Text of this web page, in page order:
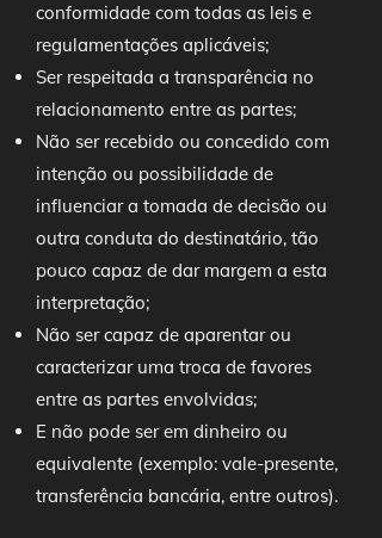
conformidade com todas as leis e
regulamentações aplicáveis;
Ser respeitada a transparência no
relacionamento entre as partes;
Não ser recebido ou concedido com
intenção ou possibilidade de
influenciar a tomada de decisão ou
outra conduta do destinatário, tão
pouco capaz de dar margem a esta
interpretação;
Não ser capaz de aparentar ou
caracterizar uma troca de favores
entre as partes envolvidas;
E não pode ser em dinheiro ou
equivalente (exemplo: vale-presente,
transferência bancária, entre outros).